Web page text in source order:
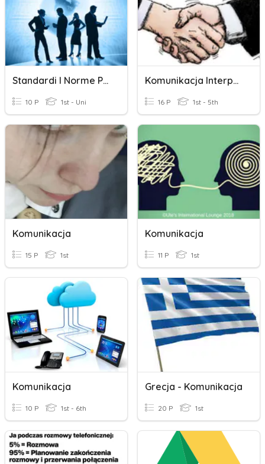
Standardi I Norme Poslovnih Komunikacija
10 P 1st - Uni
Komunikacja Interpersonalna
16 P 1st - 5th
Komunikacja
15 P 1st
Komunikacja
11 P 1st
Komunikacja
10 P 1st - 6th
Grecja - Komunikacja
20 P 1st